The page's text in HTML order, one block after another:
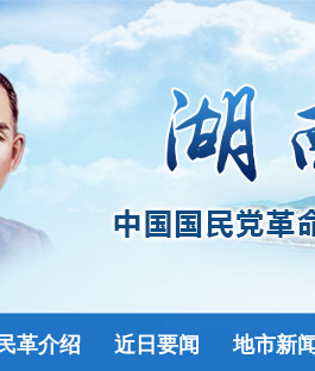
革介绍 近日要闻 地市新